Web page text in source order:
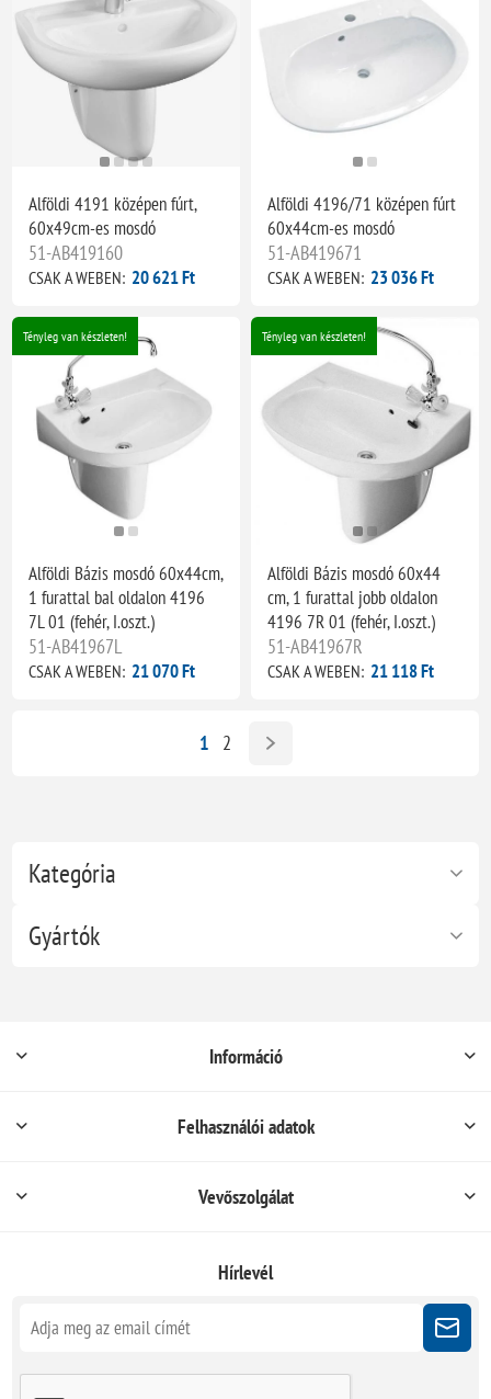
Kategória
Gyártók
Alföldi 4191 középen fúrt,
60x49cm-es mosdó
51-AB419160
CSAK A WEBEN: 20 621 Ft
Alföldi 4196/71 középen fúrt
60x44cm-es mosdó
51-AB419671
CSAK A WEBEN: 23 036 Ft
Tényleg van készleten!
Alföldi Bázis mosdó 60x44cm,
1 furattal bal oldalon 4196
7L 01 (fehér, I.oszt.)
51-AB41967L
CSAK A WEBEN: 21 070 Ft
Tényleg van készleten!
Alföldi Bázis mosdó 60x44
cm, 1 furattal jobb oldalon
4196 7R 01 (fehér, I.oszt.)
51-AB41967R
CSAK A WEBEN: 21 118 Ft
1 2
Információ
Felhasználói adatok
Vevőszolgálat
Hírlevél